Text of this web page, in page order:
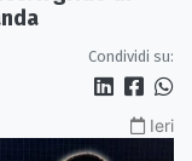
Condividi su:
Ieri